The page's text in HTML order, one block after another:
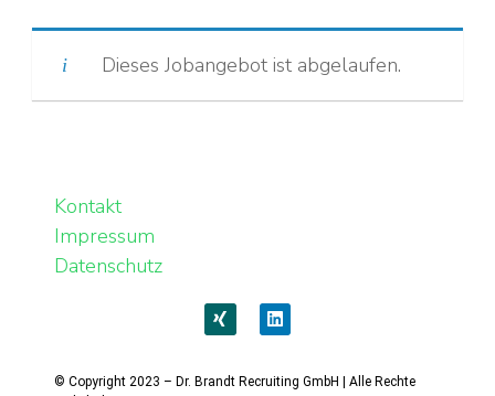
Dieses Jobangebot ist abgelaufen.
Kontakt
Impressum
Datenschutz
© Copyright 2023 – Dr. Brandt Recruiting GmbH | Alle Rechte